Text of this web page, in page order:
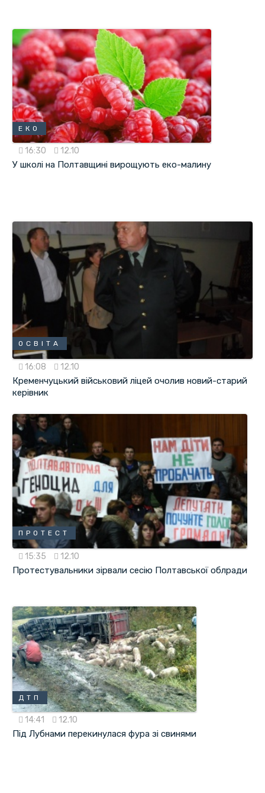
ЕКО
16:30 12.10
У школі на Полтавщині вирощують еко-малину
ОСВІТА
16:08 12.10
Кременчуцький військовий ліцей очолив новий-старий
керівник
ПРОТЕСТ
15:35 12.10
Протестувальники зірвали сесію Полтавської облради
ДТП
14:41 12.10
Під Лубнами перекинулася фура зі свинями